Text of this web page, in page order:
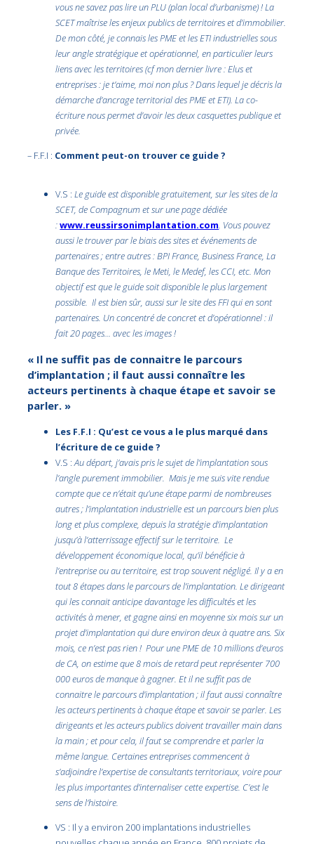
vous ne savez pas lire un PLU (plan local d’urbanisme) ! La
SCET maîtrise les enjeux publics de territoires et d’immobilier.
De mon côté, je connais les PME et les ETI industrielles sous
leur angle stratégique et opérationnel, en particulier leurs
liens avec les territoires (cf mon dernier livre : Elus et
entreprises : je t’aime, moi non plus ? Dans lequel je décris la
démarche d’ancrage territorial des PME et ETI). La co-
écriture nous permet d’avoir les deux casquettes publique et
privée.
– F.F.I : Comment peut-on trouver ce guide ?
V.S :Le guide est disponible gratuitement, sur les sites de la
SCET, de Compagnum et sur une page dédiée
:www.reussirsonimplantation.com. Vous pouvez
aussi le trouver par le biais des sites et événements de
partenaires ; entre autres : BPI France, Business France, La
Banque des Territoires, le Meti, le Medef, les CCI, etc. Mon
objectif est que le guide soit disponible le plus largement
possible. Il est bien sûr, aussi sur le site des FFI qui en sont
partenaires. Un concentré de concret et d’opérationnel : il
fait 20 pages… avec les images !
« Il ne suffit pas de connaitre le parcours
d’implantation ; il faut aussi connaître les
acteurs pertinents à chaque étape et savoir se
parler. »
Les F.F.I : Qu’est ce vous a le plus marqué dans
l’écriture de ce guide ?
V.S :Au départ, j’avais pris le sujet de l’implantation sous
l’angle purement immobilier. Mais je me suis vite rendue
compte que ce n’était qu’une étape parmi de nombreuses
autres ; l’implantation industrielle est un parcours bien plus
long et plus complexe, depuis la stratégie d’implantation
jusqu’à l’atterrissage effectif sur le territoire. Le
développement économique local, qu’il bénéficie à
l’entreprise ou au territoire, est trop souvent négligé. Il y a en
tout 8 étapes dans le parcours de l’implantation. Le dirigeant
qui les connait anticipe davantage les difficultés et les
activités à mener, et gagne ainsi en moyenne six mois sur un
projet d’implantation qui dure environ deux à quatre ans. Six
mois, ce n’est pas rien ! Pour une PME de 10 millions d’euros
de CA, on estime que 8 mois de retard peut représenter 700
000 euros de manque à gagner. Et il ne suffit pas de
connaitre le parcours d’implantation ; il faut aussi connaître
les acteurs pertinents à chaque étape et savoir se parler. Les
dirigeants et les acteurs publics doivent travailler main dans
la main ; et pour cela, il faut se comprendre et parler la
même langue. Certaines entreprises commencent à
s’adjoindre l’expertise de consultants territoriaux, voire pour
les plus importantes d’internaliser cette expertise. C’est le
sens de l’histoire.
VS : Il y a environ 200 implantations industrielles